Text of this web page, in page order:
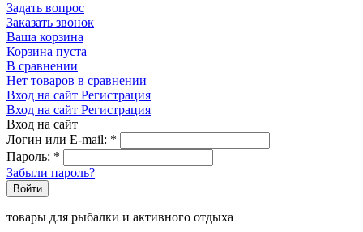
Задать вопрос
Заказать звонок
Ваша корзина
Корзина пуста
В сравнении
Нет товаров в сравнении
Вход на сайт Регистрация
Вход на сайт Регистрация
Вход на сайт
Логин или E-mail: *
Пароль: *
Забыли пароль?
Войти
товары для рыбалки и активного отдыха